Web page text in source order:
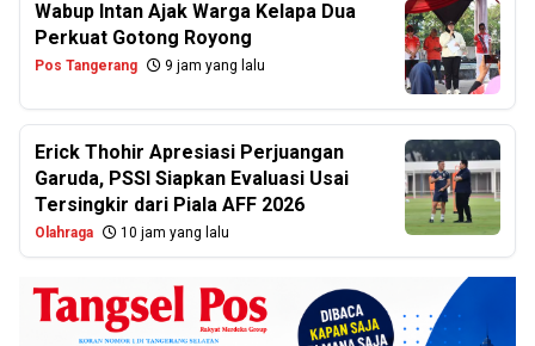
Wabup Intan Ajak Warga Kelapa Dua
Perkuat Gotong Royong
Pos Tangerang 9 jam yang lalu
Erick Thohir Apresiasi Perjuangan
Garuda, PSSI Siapkan Evaluasi Usai
Tersingkir dari Piala AFF 2026
Olahraga 10 jam yang lalu